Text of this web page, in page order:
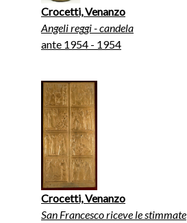
Crocetti, Venanzo
Angeli reggi - candela
ante 1954 - 1954
Crocetti, Venanzo
San Francesco riceve le stimmate